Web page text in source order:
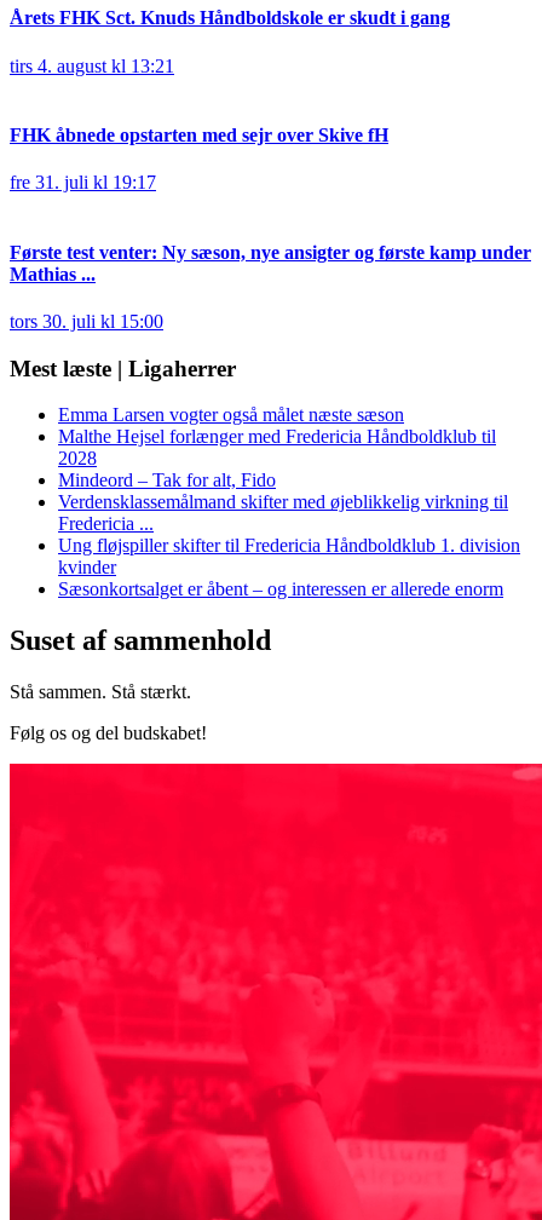
Årets FHK Sct. Knuds Håndboldskole er skudt i gang
tirs 4. august kl 13:21
FHK åbnede opstarten med sejr over Skive fH
fre 31. juli kl 19:17
Første test venter: Ny sæson, nye ansigter og første kamp under
Mathias ...
tors 30. juli kl 15:00
Mest læste | Ligaherrer
Emma Larsen vogter også målet næste sæson
Malthe Hejsel forlænger med Fredericia Håndboldklub til
2028
Mindeord – Tak for alt, Fido
Verdensklassemålmand skifter med øjeblikkelig virkning til
Fredericia ...
Ung fløjspiller skifter til Fredericia Håndboldklub 1. division
kvinder
Sæsonkortsalget er åbent – og interessen er allerede enorm
Suset af sammenhold
Stå sammen. Stå stærkt.
Følg os og del budskabet!